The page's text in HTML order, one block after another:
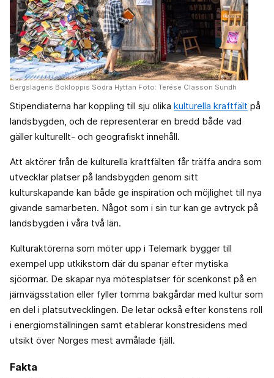
Bergslagens Bokloppis Södra Hyttan Foto: Terése Classon Sundh
Stipendiaterna har koppling till sju olika kulturella kraftfält på
landsbygden, och de representerar en bredd både vad
gäller kulturellt- och geografiskt innehåll.
Att aktörer från de kulturella kraftfälten får träffa andra som
utvecklar platser på landsbygden genom sitt
kulturskapande kan både ge inspiration och möjlighet till nya
givande samarbeten. Något som i sin tur kan ge avtryck på
landsbygden i våra två län.
Kulturaktörerna som möter upp i Telemark bygger till
exempel upp utkikstorn där du spanar efter mytiska
sjöormar. De skapar nya mötesplatser för scenkonst på en
järnvägsstation eller fyller tomma bakgårdar med kultur som
en del i platsutvecklingen. De letar också efter konstens roll
i energiomställningen samt etablerar konstresidens med
utsikt över Norges mest avmålade fjäll.
Fakta